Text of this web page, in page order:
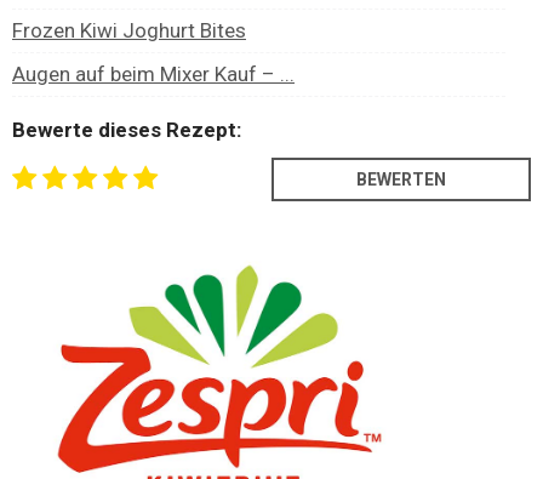
Frozen Kiwi Joghurt Bites
Augen auf beim Mixer Kauf – ...
Bewerte dieses Rezept: